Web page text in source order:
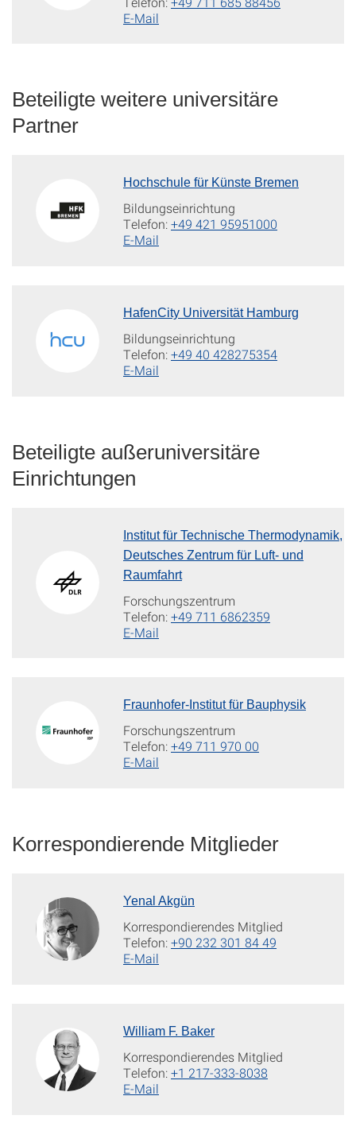
E-Mail
Beteiligte weitere universitäre
Partner
Hochschule für Künste Bremen
Bildungseinrichtung
Telefon:+49 421 95951000
E-Mail
HafenCity Universität Hamburg
Bildungseinrichtung
Telefon:+49 40 428275354
E-Mail
Beteiligte außeruniversitäre
Einrichtungen
Institut für Technische Thermodynamik,
Deutsches Zentrum für Luft- und
Raumfahrt
Forschungszentrum
Telefon:+49 711 6862359
E-Mail
Fraunhofer-Institut für Bauphysik
Forschungszentrum
Telefon:+49 711 970 00
E-Mail
Korrespondierende Mitglieder
Yenal Akgün
Korrespondierendes Mitglied
Telefon:+90 232 301 84 49
E-Mail
William F. Baker
Korrespondierendes Mitglied
Telefon:+1 217-333-8038
E-Mail